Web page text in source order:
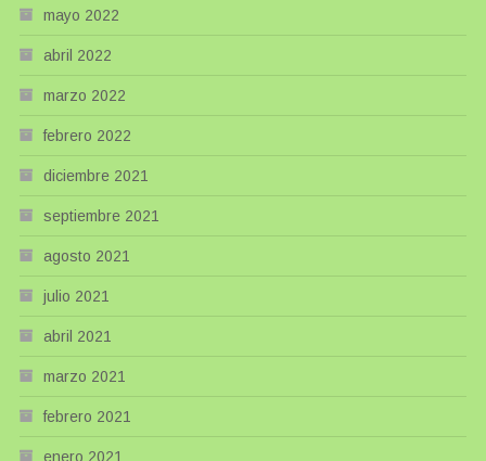
mayo 2022
abril 2022
marzo 2022
febrero 2022
diciembre 2021
septiembre 2021
agosto 2021
julio 2021
abril 2021
marzo 2021
febrero 2021
enero 2021